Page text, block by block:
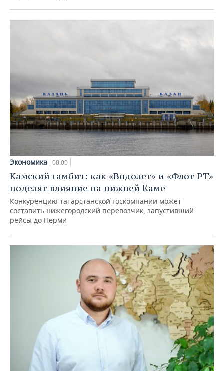
Экономика 00:00
Камский гамбит: как «Водолет» и «Флот РТ»
поделят влияние на нижней Каме
Конкуренцию татарстанской госкомпании может
составить нижегородский перевозчик, запустивший
рейсы до Перми